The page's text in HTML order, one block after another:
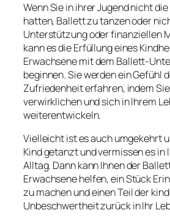
Wenn Sie in ihrer Jugend nicht
hatten, Ballett zu tanzen oder
Unterstützung oder finanziellen
kann es die Erfüllung eines
Erwachsene mit dem Ballett-
beginnen. Sie werden ein Gefühl
Zufriedenheit erfahren, indem
verwirklichen und sich in Ihrem
weiterentwickeln.
Vielleicht ist es auch umgekehrt
Kind getanzt und vermissen es in
Alltag. Dann kann Ihnen der
Erwachsene helfen, ein Stück
zu machen und einen Teil der
Unbeschwertheit zurück in Ihr